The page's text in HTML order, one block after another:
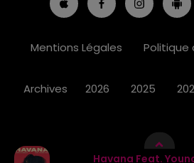
Havana Feat.
Mentions Légales Politique
Archives 2026 2025